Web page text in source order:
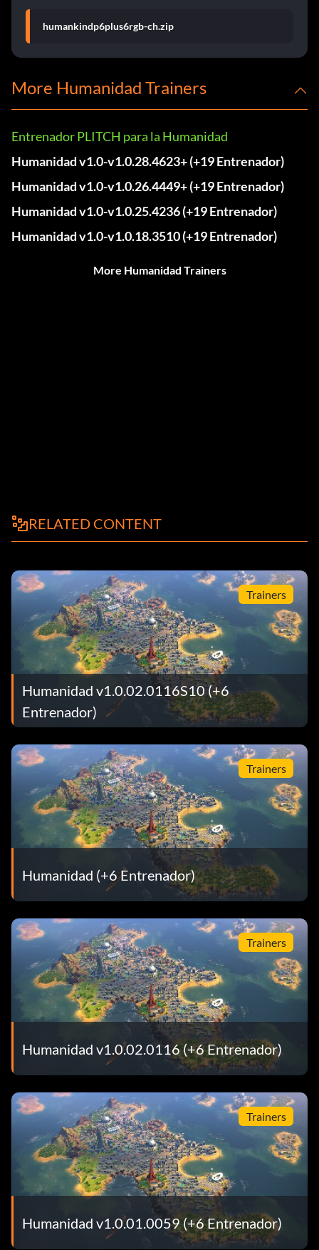
humankindp6plus6rgb-ch.zip
More Humanidad Trainers
Entrenador PLITCH para la Humanidad
Humanidad v1.0-v1.0.28.4623+ (+19 Entrenador)
Humanidad v1.0-v1.0.26.4449+ (+19 Entrenador)
Humanidad v1.0-v1.0.25.4236 (+19 Entrenador)
Humanidad v1.0-v1.0.18.3510 (+19 Entrenador)
More Humanidad Trainers
RELATED CONTENT
Trainers
Humanidad v1.0.02.0116S10 (+6
Entrenador)
Trainers
Humanidad (+6 Entrenador)
Trainers
Humanidad v1.0.02.0116 (+6 Entrenador)
Trainers
Humanidad v1.0.01.0059 (+6 Entrenador)